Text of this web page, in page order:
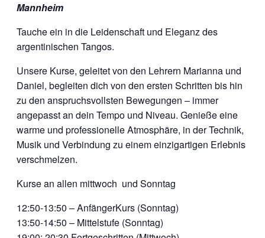
Mannheim
Tauche ein in die Leidenschaft und Eleganz des
argentinischen Tangos.
Unsere Kurse, geleitet von den Lehrern Marianna und
Daniel, begleiten dich von den ersten Schritten bis hin
zu den anspruchsvollsten Bewegungen – immer
angepasst an dein Tempo und Niveau. Genieße eine
warme und professionelle Atmosphäre, in der Technik,
Musik und Verbindung zu einem einzigartigen Erlebnis
verschmelzen.
Kurse an allen mittwoch und Sonntag
12:50-13:50 – AnfängerKurs (Sonntag)
13:50-14:50 – Mittelstufe (Sonntag)